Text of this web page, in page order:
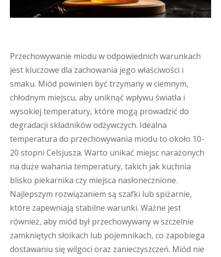
Przechowywanie miodu w odpowiednich warunkach
jest kluczowe dla zachowania jego właściwości i
smaku. Miód powinien być trzymany w ciemnym,
chłodnym miejscu, aby uniknąć wpływu światła i
wysokiej temperatury, które mogą prowadzić do
degradacji składników odżywczych. Idealna
temperatura do przechowywania miodu to około 10-
20 stopni Celsjusza. Warto unikać miejsc narażonych
na duże wahania temperatury, takich jak kuchnia
blisko piekarnika czy miejsca nasłonecznione.
Najlepszym rozwiązaniem są szafki lub spiżarnie,
które zapewniają stabilne warunki. Ważne jest
również, aby miód był przechowywany w szczelnie
zamkniętych słoikach lub pojemnikach, co zapobiega
dostawaniu się wilgoci oraz zanieczyszczeń. Miód nie